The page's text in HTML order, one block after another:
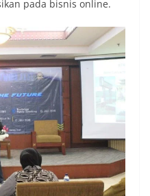
pada bisnis online.